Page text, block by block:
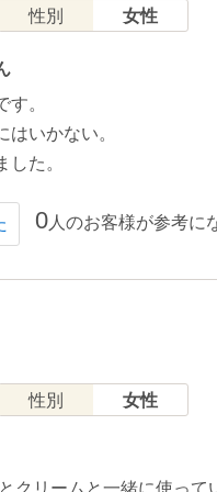
性別 女性
す。
はいかない。
した。
0人のお客様が参考に
性別 女性